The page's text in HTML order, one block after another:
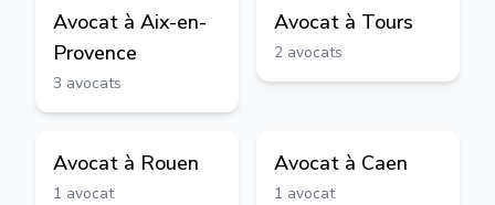
Avocat à Aix-en-
Provence
3 avocats
Avocat à Tours
2 avocats
Avocat à Rouen
1 avocat
Avocat à Caen
1 avocat